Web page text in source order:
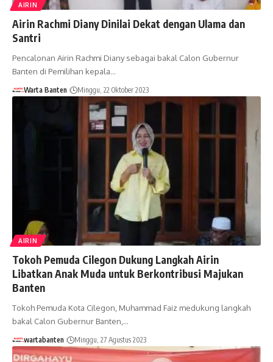
AIRIN
Airin Rachmi Diany Dinilai Dekat dengan Ulama dan
Santri
Pencalonan Airin Rachmi Diany sebagai bakal Calon Gubernur
Banten di Pemilihan kepala…
Warta Banten Minggu, 22 Oktober 2023
AIRIN
Tokoh Pemuda Cilegon Dukung Langkah Airin
Libatkan Anak Muda untuk Berkontribusi Majukan
Banten
Tokoh Pemuda Kota Cilegon, Muhammad Faiz medukung langkah
bakal Calon Gubernur Banten,…
wartabanten Minggu, 27 Agustus 2023